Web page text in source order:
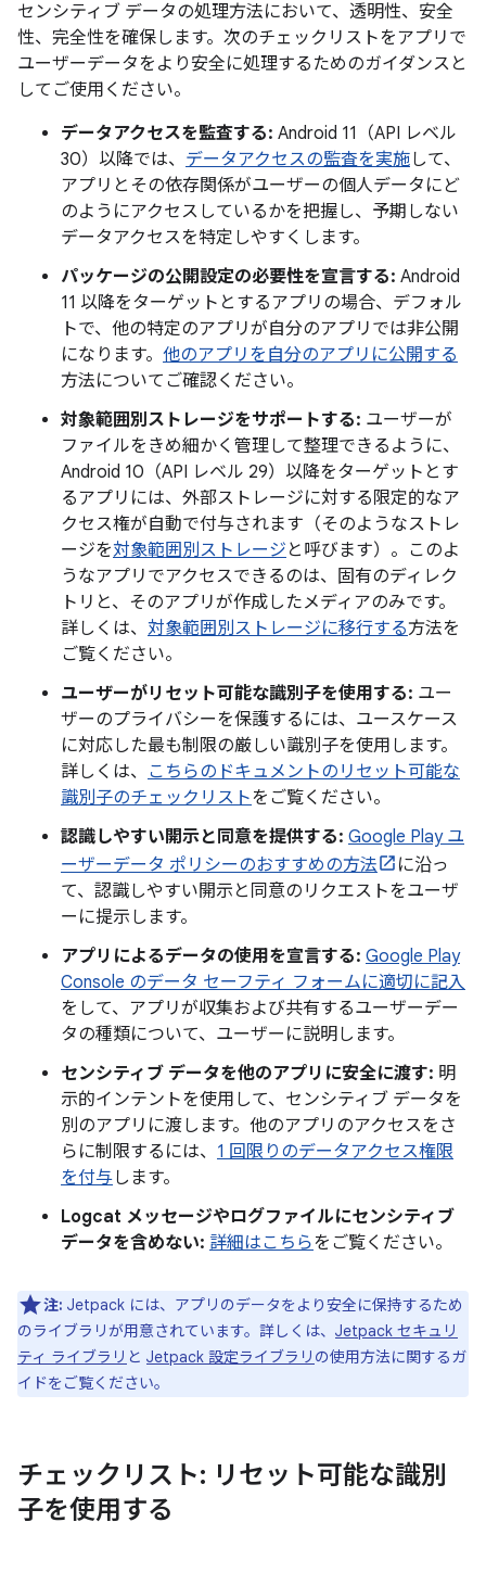
センシティブ データの処理方法において、透明性、安全
性、完全性を確保します。次のチェックリストをアプリで
ユーザーデータをより安全に処理するためのガイダンスと
してご使用ください。
データアクセスを監査する: Android 11（API レベル
30）以降では、 データアクセスの監査を実施して、
アプリとその依存関係がユーザーの個人データにど
のようにアクセスしているかを把握し、予期しない
データアクセスを特定しやすくします。
パッケージの公開設定の必要性を宣言する: Android
11 以降をターゲットとするアプリの場合、デフォル
トで、他の特定のアプリが自分のアプリでは非公開
になります。 他のアプリを自分のアプリに公開する
方法についてご確認ください。
対象範囲別ストレージをサポートする: ユーザーが
ファイルをきめ細かく管理して整理できるように、
Android 10（API レベル 29）以降をターゲットとす
るアプリには、外部ストレージに対する限定的なア
クセス権が自動で付与されます（そのようなストレ
ージを対象範囲別ストレージ と呼びます）。このよ
うなアプリでアクセスできるのは、固有のディレク
トリと、そのアプリが作成したメディアのみです。
詳しくは、 対象範囲別ストレージに移行する方法を
ご覧ください。
ユーザーがリセット可能な識別子を使用する: ユー
ザーのプライバシーを保護するには、ユースケース
に対応した最も制限の厳しい識別子を使用します。
詳しくは、 こちらのドキュメントのリセット可能な
識別子のチェックリストをご覧ください。
認識しやすい開示と同意を提供する: Google Play ユ
ーザーデータ ポリシーのおすすめの方法
に沿っ
て、認識しやすい開示と同意のリクエストをユーザ
ーに提示します。
アプリによるデータの使用を宣言する: Google Play
Console のデータ セーフティ フォームに適切に記入
をして、アプリが収集および共有するユーザーデー
タの種類について、ユーザーに説明します。
センシティブ データを他のアプリに安全に渡す: 明
示的インテントを使用して、センシティブ データを
別のアプリに渡します。他のアプリのアクセスをさ
らに制限するには、 1 回限りのデータアクセス権限
を付与します。
Logcat メッセージやログファイルにセンシティブ
データを含めない: 詳細はこちらをご覧ください。
注: Jetpack には、アプリのデータをより安全に保持するため
のライブラリが用意されています。詳しくは、 Jetpack セキュリ
ティ ライブラリ と Jetpack 設定ライブラリ の使用方法に関するガ
イドをご覧ください。
チェックリスト: リセット可能な識別
子を使用する